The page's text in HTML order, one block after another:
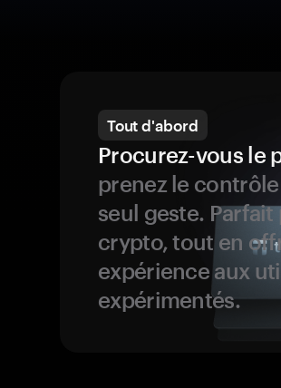
Tout d'abord
Procurez-vous le
prenez le
seul geste.
crypto, tout en
expérience aux
expérimentés.